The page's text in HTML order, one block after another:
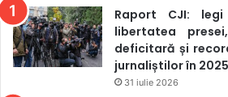
Raport CJI:
libertatea
deficitară și
jurnaliștilor în 2025
31 iulie 2026